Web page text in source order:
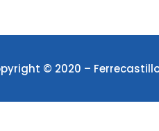
© 2020 –